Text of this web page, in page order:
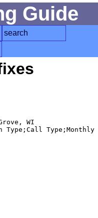
Guide
search
WI
Type;Call